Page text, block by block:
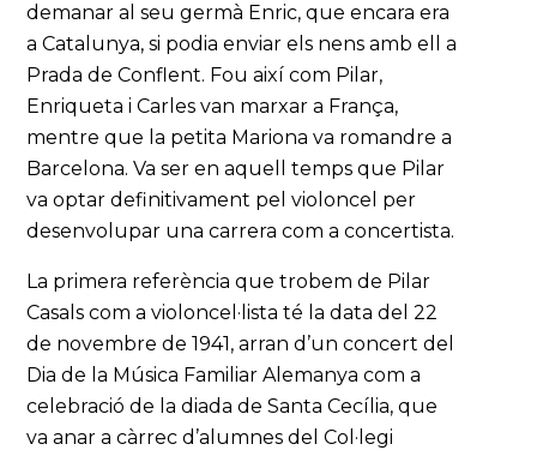
demanar al seu germà Enric, que encara era
a Catalunya, si podia enviar els nens amb ell a
Prada de Conflent. Fou així com Pilar,
Enriqueta i Carles van marxar a França,
mentre que la petita Mariona va romandre a
Barcelona. Va ser en aquell temps que Pilar
va optar definitivament pel violoncel per
desenvolupar una carrera com a concertista.
La primera referència que trobem de Pilar
Casals com a violoncel·lista té la data del 22
de novembre de 1941, arran d’un concert del
Dia de la Música Familiar Alemanya com a
celebració de la diada de Santa Cecília, que
va anar a càrrec d’alumnes del Col·legi